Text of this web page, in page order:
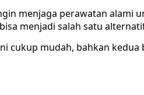
menjaga perawatan alami
menjadi salah satu
cukup mudah, bahkan